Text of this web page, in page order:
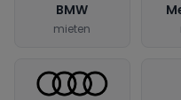
BMW
mieten